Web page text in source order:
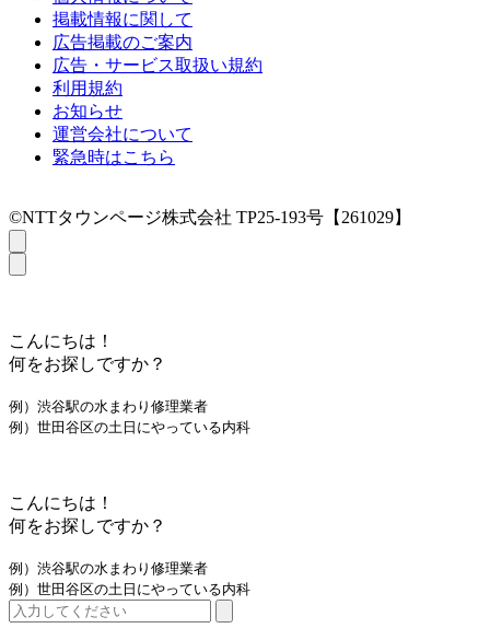
掲載情報に関して
広告掲載のご案内
広告・サービス取扱い規約
利用規約
お知らせ
運営会社について
緊急時はこちら
©NTTタウンページ株式会社 TP25-193号【261029】
こんにちは！
何をお探しですか？
例）渋谷駅の水まわり修理業者
例）世田谷区の土日にやっている内科
こんにちは！
何をお探しですか？
例）渋谷駅の水まわり修理業者
例）世田谷区の土日にやっている内科